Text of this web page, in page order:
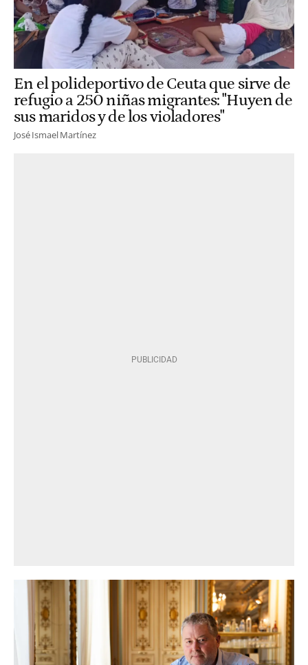
En el polideportivo de Ceuta que sirve de
refugio a 250 niñas migrantes: "Huyen de
sus maridos y de los violadores"
José Ismael Martínez